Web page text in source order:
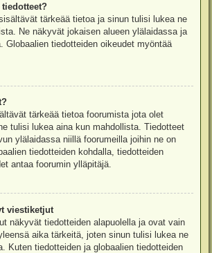
tärkeää tietoa ja sinun tulisi lukea ne
Ne näkyvät jokaisen alueen ylälaidassa ja
Globaalien tiedotteiden oikeudet myöntää
tärkeää tietoa foorumista jota olet
tulisi lukea aina kun mahdollista. Tiedotteet
ylälaidassa niillä foorumeilla joihin ne on
tiedotteiden kohdalla, tiedotteiden
antaa foorumin ylläpitäjä.
viestiketjut
näkyvät tiedotteiden alapuolella ja ovat vain
aika tärkeitä, joten sinun tulisi lukea ne
Kuten tiedotteiden ja globaalien tiedotteiden